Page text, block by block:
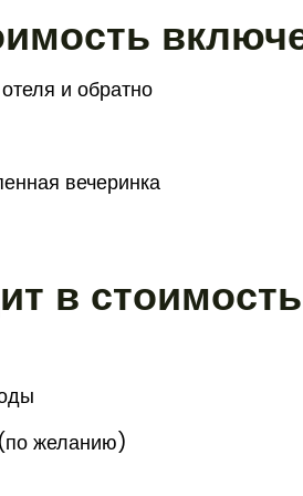
и обратно
вечеринка
в стоимость
желанию)